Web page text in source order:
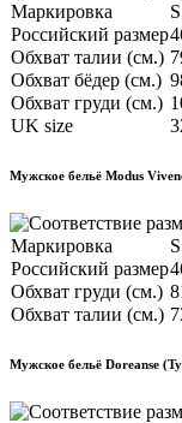
Маркировка S
Российский размер
Обхват талии (см.)
Обхват бёдер (см.)
Обхват груди (см.)
UK size
Мужское бельё Modus
Маркировка S
Российский размер
Обхват груди (см.)
Обхват талии (см.)
Мужское бельё Doreanse